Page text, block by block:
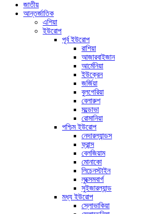
জাতীয়
আন্তর্জাতিক
এশিয়া
ইউরোপ
পূর্ব ইউরোপ
রাশিয়া
আজারবাইজান
আর্মেনিয়া
ইউক্রেন
জর্জিয়া
বুলগেরিয়া
বেলারুশ
মল্ডোভা
রোমানিয়া
পশ্চিম ইউরোপ
নেদারল্যান্ডস
ফ্রান্স
বেলজিয়াম
মোনাকো
লিচেনস্টাইন
লুক্সেমবার্গ
সুইজারল্যান্ড
মধ্য ইউরোপ
স্লোভাকিয়া